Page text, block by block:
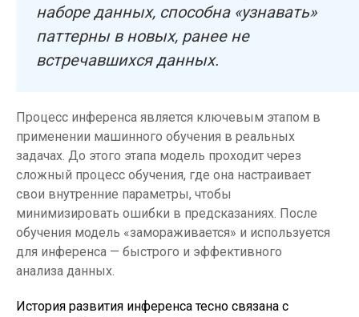
наборе данных, способна «узнавать»
паттерны в новых, ранее не
встречавшихся данных.
Процесс инференса является ключевым этапом в
применении машинного обучения в реальных
задачах. До этого этапа модель проходит через
сложный процесс обучения, где она настраивает
свои внутренние параметры, чтобы
минимизировать ошибки в предсказаниях. После
обучения модель «замораживается» и используется
для инференса — быстрого и эффективного
анализа данных.
История развития инференса тесно связана с